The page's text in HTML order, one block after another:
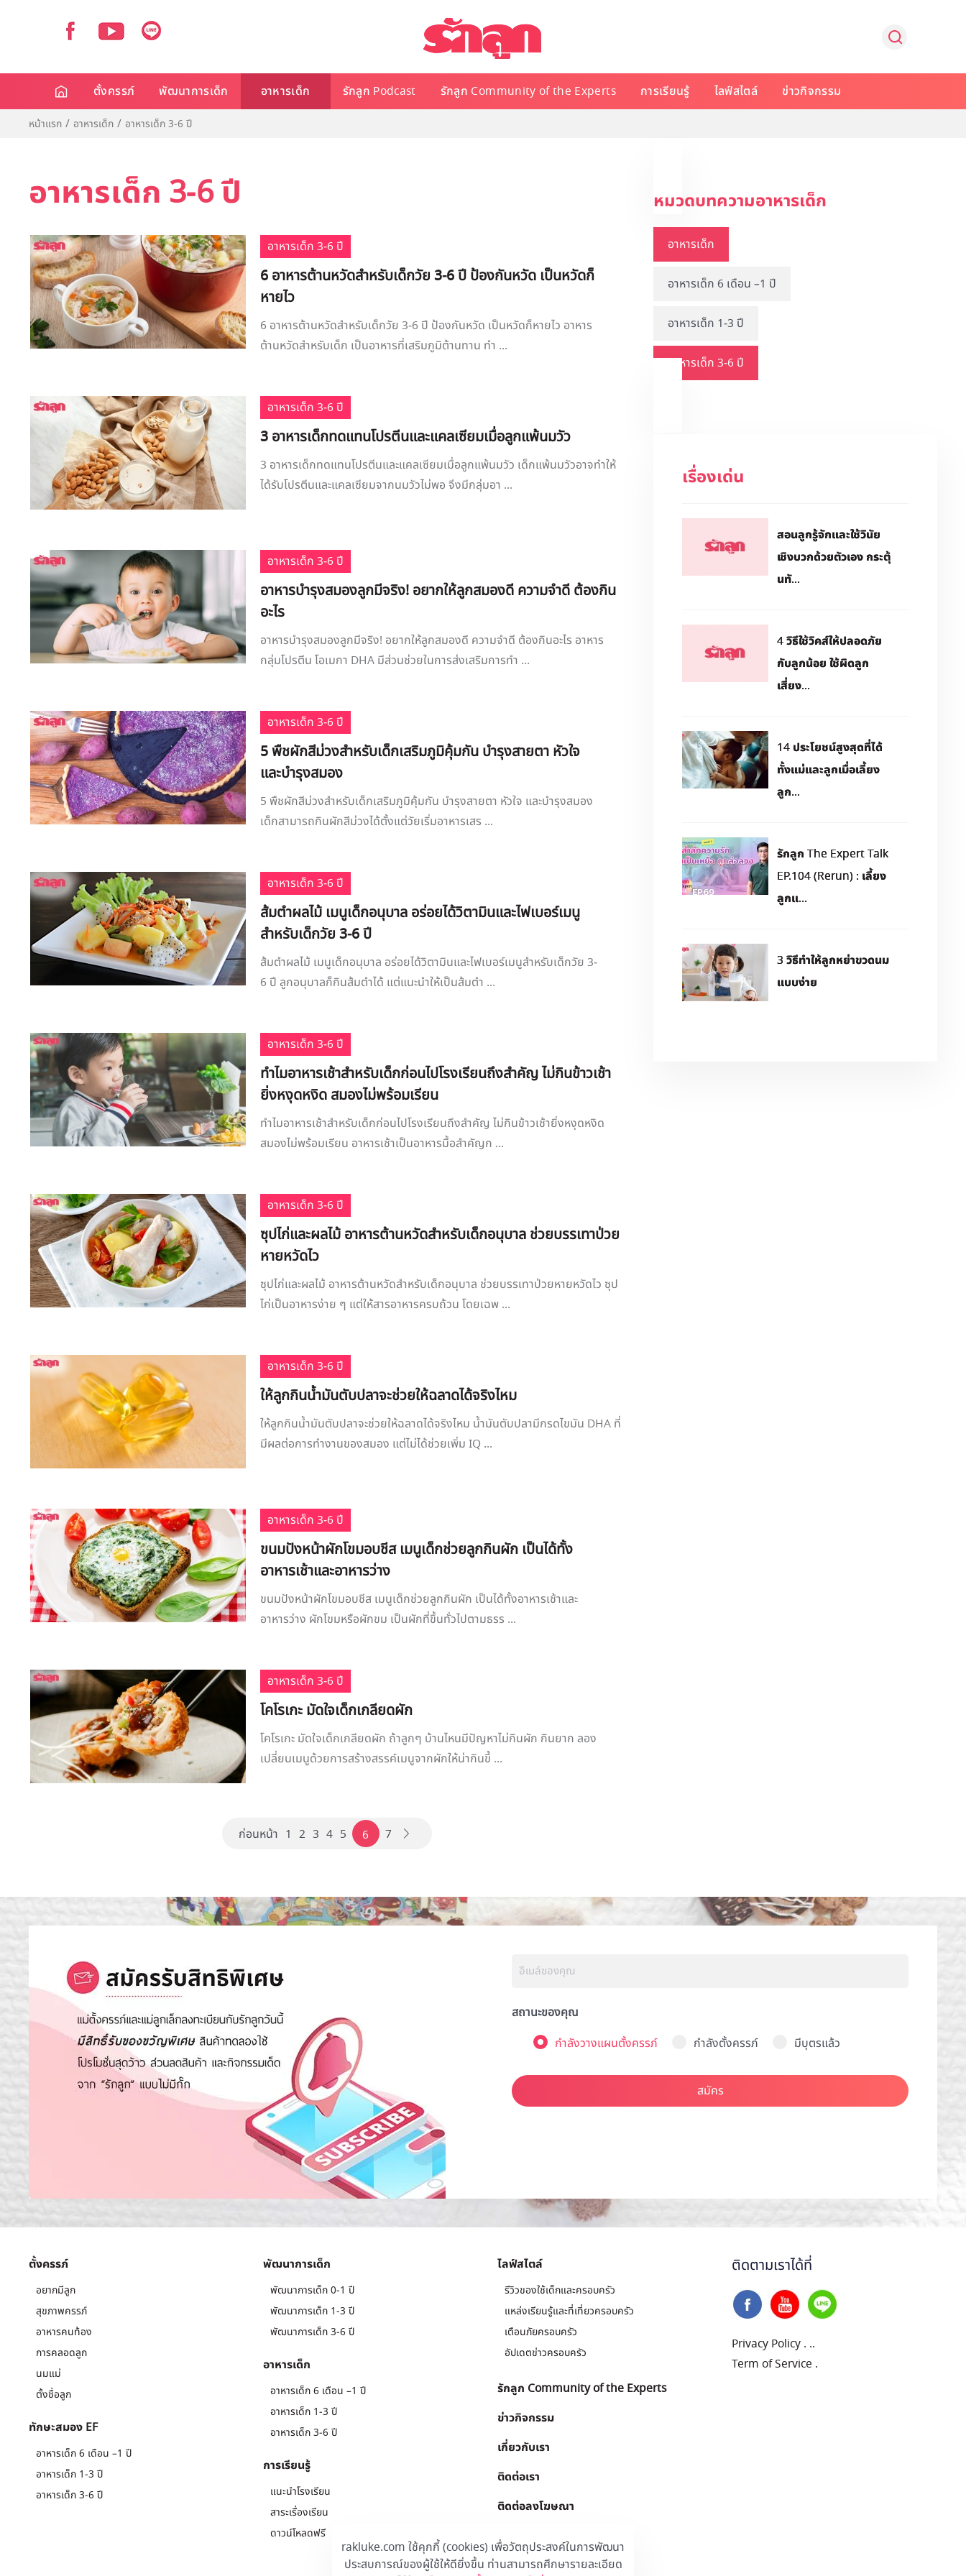
rakluke.com ใช้คุกกี้ (cookies) เพื่อวัตถุประสงค์ในการพัฒนา
ประสบการณ์ของผู้ใช้ให้ดียิ่งขึ้น ท่านสามารถศึกษารายละเอียด
ตั้งครรภ์ พัฒนาการเด็ก อาหารเด็ก รักลูก Podcast รักลูก Community of the Experts การเรียนรู้ ไลฟ์สไตล์ ข่าวกิจกรรม
หน้าแรก อาหารเด็ก อาหารเด็ก 3-6 ปี
อาหารเด็ก 3-6 ปี
อาหารเด็ก 3-6 ปี
6 อาหารต้านหวัดสำหรับเด็กวัย 3-6 ปี ป้องกันหวัด เป็นหวัดก็
หายไว
6 อาหารต้านหวัดสำหรับเด็กวัย 3-6 ปี ป้องกันหวัด เป็นหวัดก็หายไว อาหาร
ต้านหวัดสำหรับเด็ก เป็นอาหารที่เสริมภูมิต้านทาน ทำ ...
อาหารเด็ก 3-6 ปี
3 อาหารเด็กทดแทนโปรตีนและแคลเซียมเมื่อลูกแพ้นมวัว
3 อาหารเด็กทดแทนโปรตีนและแคลเซียมเมื่อลูกแพ้นมวัว เด็กแพ้นมวัวอาจทำให้
ได้รับโปรตีนและแคลเซียมจากนมวัวไม่พอ จึงมีกลุ่มอา ...
อาหารเด็ก 3-6 ปี
อาหารบำรุงสมองลูกมีจริง! อยากให้ลูกสมองดี ความจำดี ต้องกิน
อะไร
อาหารบำรุงสมองลูกมีจริง! อยากให้ลูกสมองดี ความจำดี ต้องกินอะไร อาหาร
กลุ่มโปรตีน โอเมกา DHA มีส่วนช่วยในการส่งเสริมการทำ ...
อาหารเด็ก 3-6 ปี
5 พืชผักสีม่วงสำหรับเด็กเสริมภูมิคุ้มกัน บำรุงสายตา หัวใจ
และบำรุงสมอง
5 พืชผักสีม่วงสำหรับเด็กเสริมภูมิคุ้มกัน บำรุงสายตา หัวใจ และบำรุงสมอง
เด็กสามารถกินผักสีม่วงได้ตั้งแต่วัยเริ่มอาหารเสร ...
อาหารเด็ก 3-6 ปี
ส้มตำผลไม้ เมนูเด็กอนุบาล อร่อยได้วิตามินและไฟเบอร์เมนู
สำหรับเด็กวัย 3-6 ปี
ส้มตำผลไม้ เมนูเด็กอนุบาล อร่อยได้วิตามินและไฟเบอร์เมนูสำหรับเด็กวัย 3-
6 ปี ลูกอนุบาลก็กินส้มตำได้ แต่แนะนำให้เป็นส้มตำ ...
อาหารเด็ก 3-6 ปี
ทำไมอาหารเช้าสำหรับเด็กก่อนไปโรงเรียนถึงสำคัญ ไม่กินข้าวเช้า
ยิ่งหงุดหงิด สมองไม่พร้อมเรียน
ทำไมอาหารเช้าสำหรับเด็กก่อนไปโรงเรียนถึงสำคัญ ไม่กินข้าวเช้ายิ่งหงุดหงิด
สมองไม่พร้อมเรียน อาหารเช้าเป็นอาหารมื้อสำคัญก ...
อาหารเด็ก 3-6 ปี
ซุปไก่และผลไม้ อาหารต้านหวัดสำหรับเด็กอนุบาล ช่วยบรรเทาป่วย
หายหวัดไว
ซุปไก่และผลไม้ อาหารต้านหวัดสำหรับเด็กอนุบาล ช่วยบรรเทาป่วยหายหวัดไว ซุป
ไก่เป็นอาหารง่าย ๆ แต่ให้สารอาหารครบถ้วน โดยเฉพ ...
อาหารเด็ก 3-6 ปี
ให้ลูกกินน้ำมันตับปลาจะช่วยให้ฉลาดได้จริงไหม
ให้ลูกกินน้ำมันตับปลาจะช่วยให้ฉลาดได้จริงไหม น้ำมันตับปลามีกรดไขมัน DHA ที่
มีผลต่อการทำงานของสมอง แต่ไม่ได้ช่วยเพิ่ม IQ ...
อาหารเด็ก 3-6 ปี
ขนมปังหน้าผักโขมอบชีส เมนูเด็กช่วยลูกกินผัก เป็นได้ทั้ง
อาหารเช้าและอาหารว่าง
ขนมปังหน้าผักโขมอบชีส เมนูเด็กช่วยลูกกินผัก เป็นได้ทั้งอาหารเช้าและ
อาหารว่าง ผักโขมหรือผักขม เป็นผักที่ขึ้นทั่วไปตามธรร ...
อาหารเด็ก 3-6 ปี
โคโรเกะ มัดใจเด็กเกลียดผัก
โคโรเกะ มัดใจเด็กเกลียดผัก ถ้าลูกๆ บ้านไหนมีปัญหาไม่กินผัก กินยาก ลอง
เปลี่ยนเมนูด้วยการสร้างสรรค์เมนูจากผักให้น่ากินขึ้ ...
ก่อนหน้า 1 2 3 4 5 6 7
หมวดบทความอาหารเด็ก
อาหารเด็ก
อาหารเด็ก 6 เดือน –1 ปี
อาหารเด็ก 1-3 ปี
อาหารเด็ก 3-6 ปี
เรื่องเด่น
สอนลูกรู้จักและใช้วินัย
เชิงบวกด้วยตัวเอง กระตุ้
นทั...
4 วิธีใช้วิคส์ให้ปลอดภัย
กับลูกน้อย ใช้ผิดลูก
เสี่ยง...
14 ประโยชน์สูงสุดที่ได้
ทั้งแม่และลูกเมื่อเลี้ยง
ลูก...
รักลูก The Expert Talk
EP.104 (Rerun) : เลี้ยง
ลูกแ...
3 วิธีทำให้ลูกหย่าขวดนม
แบบง่าย
สถานะของคุณ
กำลังวางแผนตั้งครรภ์
กำลังตั้งครรภ์ มีบุตรแล้ว
สมัคร
ตั้งครรภ์
อยากมีลูก
สุขภาพครรภ์
อาหารคนท้อง
การคลอดลูก
นมแม่
ตั้งชื่อลูก
ทักษะสมอง EF
อาหารเด็ก 6 เดือน –1 ปี
อาหารเด็ก 1-3 ปี
อาหารเด็ก 3-6 ปี
พัฒนาการเด็ก
พัฒนาการเด็ก 0-1 ปี
พัฒนาการเด็ก 1-3 ปี
พัฒนาการเด็ก 3-6 ปี
อาหารเด็ก
อาหารเด็ก 6 เดือน –1 ปี
อาหารเด็ก 1-3 ปี
อาหารเด็ก 3-6 ปี
การเรียนรู้
แนะนำโรงเรียน
สาระเรื่องเรียน
ดาวน์โหลดฟรี
ไลฟ์สไตล์
รีวิวของใช้เด็กและครอบครัว
แหล่งเรียนรู้และที่เที่ยวครอบครัว
เตือนภัยครอบครัว
อัปเดตข่าวครอบครัว
รักลูก Community of the Experts
ข่าวกิจกรรม
เกี่ยวกับเรา
ติดต่อเรา
ติดต่อลงโฆษณา
ติดตามเราได้ที่
Privacy Policy . ..
Term of Service .